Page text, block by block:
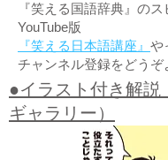
『笑える国語辞典』の
YouTube版
『笑える日本語講座』 や
チャンネル登録をどうぞ
●イラスト付き解説
ギャラリー）